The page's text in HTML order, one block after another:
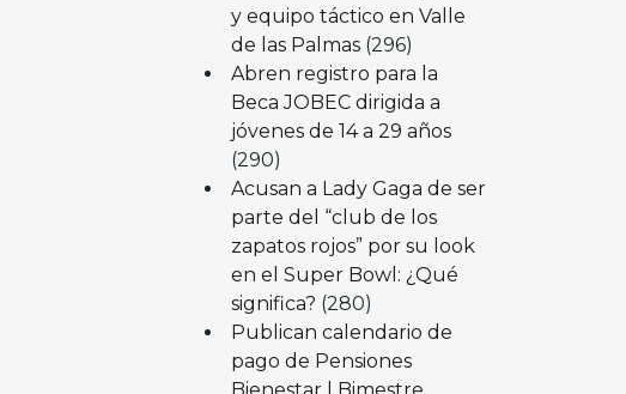
y equipo táctico en Valle
de las Palmas (296)
Abren registro para la
Beca JOBEC dirigida a
jóvenes de 14 a 29 años
(290)
Acusan a Lady Gaga de ser
parte del “club de los
zapatos rojos” por su look
en el Super Bowl: ¿Qué
significa? (280)
Publican calendario de
pago de Pensiones
Bienestar | Bimestre